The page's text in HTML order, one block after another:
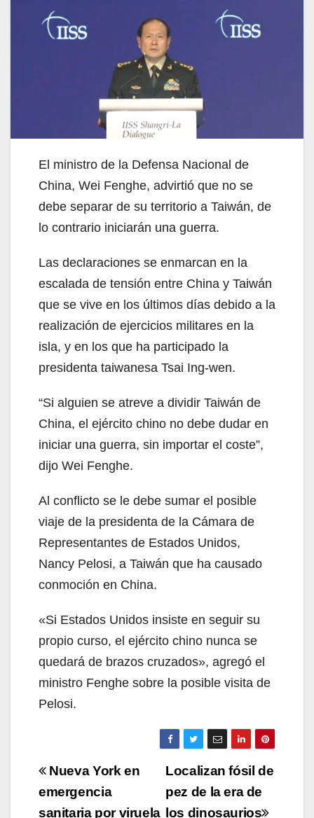
El ministro de la Defensa Nacional de
China, Wei Fenghe, advirtió que no se
debe separar de su territorio a Taiwán, de
lo contrario iniciarán una guerra.
Las declaraciones se enmarcan en la
escalada de tensión entre China y Taiwán
que se vive en los últimos días debido a la
realización de ejercicios militares en la
isla, y en los que ha participado la
presidenta taiwanesa Tsai Ing-wen.
“Si alguien se atreve a dividir Taiwán de
China, el ejército chino no debe dudar en
iniciar una guerra, sin importar el coste”,
dijo Wei Fenghe.
Al conflicto se le debe sumar el posible
viaje de la presidenta de la Cámara de
Representantes de Estados Unidos,
Nancy Pelosi, a Taiwán que ha causado
conmoción en China.
«Si Estados Unidos insiste en seguir su
propio curso, el ejército chino nunca se
quedará de brazos cruzados», agregó el
ministro Fenghe sobre la posible visita de
Pelosi.
Navegación
de
Localizan fósil de
pez de la era de
los dinosaurios
Nueva York en
emergencia
sanitaria por viruela